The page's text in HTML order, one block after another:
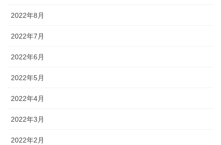
2022年8月
2022年7月
2022年6月
2022年5月
2022年4月
2022年3月
2022年2月